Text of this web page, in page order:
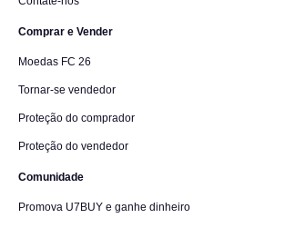
Comprar e Vender
Moedas FC 26
Tornar-se vendedor
Proteção do comprador
Proteção do vendedor
Comunidade
Promova U7BUY e ganhe dinheiro